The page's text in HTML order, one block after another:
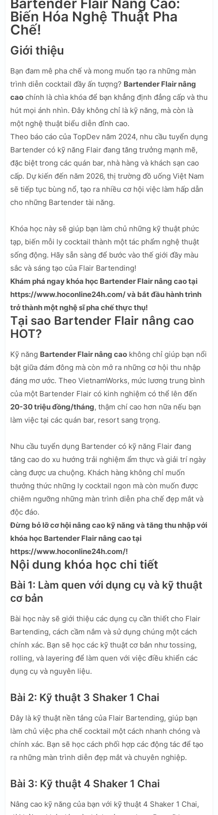
Bartender Flair Nâng Cao:
Biến Hóa Nghệ Thuật Pha
Chế!
Giới thiệu
Bạn đam mê pha chế và mong muốn tạo ra những màn
trình diễn cocktail đầy ấn tượng? Bartender Flair nâng
cao chính là chìa khóa để bạn khẳng định đẳng cấp và thu
hút mọi ánh nhìn. Đây không chỉ là kỹ năng, mà còn là
một nghệ thuật biểu diễn đỉnh cao.
Theo báo cáo của TopDev năm 2024, nhu cầu tuyển dụng
Bartender có kỹ năng Flair đang tăng trưởng mạnh mẽ,
đặc biệt trong các quán bar, nhà hàng và khách sạn cao
cấp. Dự kiến đến năm 2026, thị trường đồ uống Việt Nam
sẽ tiếp tục bùng nổ, tạo ra nhiều cơ hội việc làm hấp dẫn
cho những Bartender tài năng.
Khóa học này sẽ giúp bạn làm chủ những kỹ thuật phức
tạp, biến mỗi ly cocktail thành một tác phẩm nghệ thuật
sống động. Hãy sẵn sàng để bước vào thế giới đầy màu
sắc và sáng tạo của Flair Bartending!
Khám phá ngay khóa học Bartender Flair nâng cao tại
https://www.hoconline24h.com/ và bắt đầu hành trình
trở thành một nghệ sĩ pha chế thực thụ!
Tại sao Bartender Flair nâng cao
HOT?
Kỹ năng Bartender Flair nâng cao không chỉ giúp bạn nổi
bật giữa đám đông mà còn mở ra những cơ hội thu nhập
đáng mơ ước. Theo VietnamWorks, mức lương trung bình
của một Bartender Flair có kinh nghiệm có thể lên đến
20-30 triệu đồng/tháng, thậm chí cao hơn nữa nếu bạn
làm việc tại các quán bar, resort sang trọng.
Nhu cầu tuyển dụng Bartender có kỹ năng Flair đang
tăng cao do xu hướng trải nghiệm ẩm thực và giải trí ngày
càng được ưa chuộng. Khách hàng không chỉ muốn
thưởng thức những ly cocktail ngon mà còn muốn được
chiêm ngưỡng những màn trình diễn pha chế đẹp mắt và
độc đáo.
Đừng bỏ lỡ cơ hội nâng cao kỹ năng và tăng thu nhập với
khóa học Bartender Flair nâng cao tại
https://www.hoconline24h.com/!
Nội dung khóa học chi tiết
Bài 1: Làm quen với dụng cụ và kỹ thuật
cơ bản
Bài học này sẽ giới thiệu các dụng cụ cần thiết cho Flair
Bartending, cách cầm nắm và sử dụng chúng một cách
chính xác. Bạn sẽ học các kỹ thuật cơ bản như tossing,
rolling, và layering để làm quen với việc điều khiển các
dụng cụ và nguyên liệu.
Bài 2: Kỹ thuật 3 Shaker 1 Chai
Đây là kỹ thuật nền tảng của Flair Bartending, giúp bạn
làm chủ việc pha chế cocktail một cách nhanh chóng và
chính xác. Bạn sẽ học cách phối hợp các động tác để tạo
ra những màn trình diễn đẹp mắt và chuyên nghiệp.
Bài 3: Kỹ thuật 4 Shaker 1 Chai
Nâng cao kỹ năng của bạn với kỹ thuật 4 Shaker 1 Chai,